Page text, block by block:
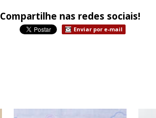
Compartilhe nas redes sociais!
Enviar por e-mail